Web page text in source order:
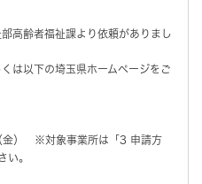
高齢者福祉課より依頼がありまし
は以下の埼玉県ホームページをご
金） ※対象事業所は「3 申請方
い。